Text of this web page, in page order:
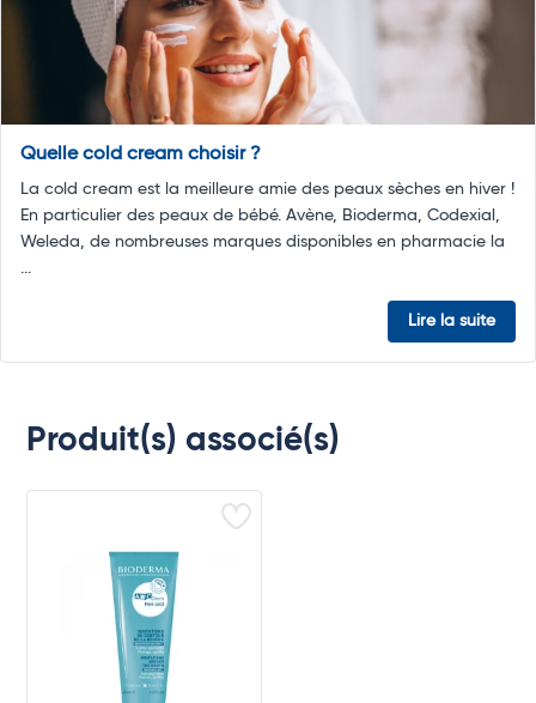
Quelle cold cream choisir ?
La cold cream est la meilleure amie des peaux sèches en hiver !
En particulier des peaux de bébé. Avène, Bioderma, Codexial,
Weleda, de nombreuses marques disponibles en pharmacie la
...
Lire la suite
Produit(s) associé(s)